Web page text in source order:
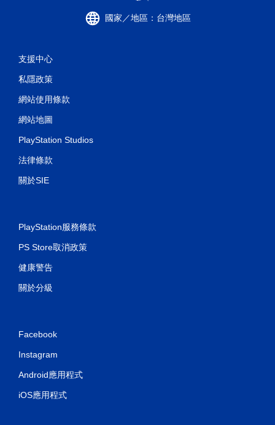
國家／地區：台灣地區
支援中心
私隱政策
網站使用條款
網站地圖
PlayStation Studios
法律條款
關於SIE
PlayStation服務條款
PS Store取消政策
健康警告
關於分級
Facebook
Instagram
Android應用程式
iOS應用程式